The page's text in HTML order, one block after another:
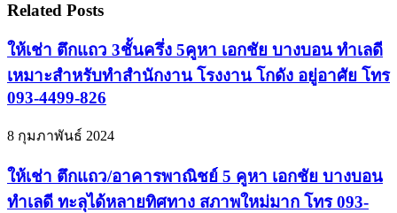
Related Posts
ให้เช่า ตึกแถว 3ชั้นครึ่ง 5คูหา เอกชัย บางบอน ทำเลดี
เหมาะสำหรับทำสำนักงาน โรงงาน โกดัง อยู่อาศัย โทร
093-4499-826
8 กุมภาพันธ์ 2024
ให้เช่า ตึกแถว/อาคารพาณิชย์ 5 คูหา เอกชัย บางบอน
ทำเลดี ทะลุได้หลายทิศทาง สภาพใหม่มาก โทร 093-